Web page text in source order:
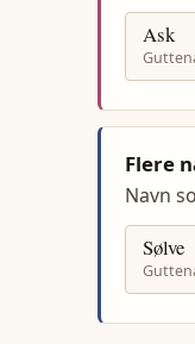
Ask
Flere
Navn
Sølve